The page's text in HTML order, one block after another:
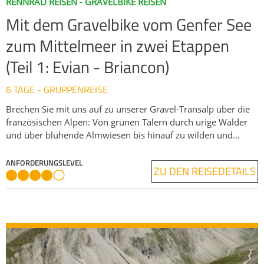
Mit dem Gravelbike vom Genfer See
zum Mittelmeer in zwei Etappen
(Teil 1: Evian - Briancon)
6 TAGE - GRUPPENREISE
Brechen Sie mit uns auf zu unserer Gravel-Transalp über die
französischen Alpen: Von grünen Tälern durch urige Wälder
und über blühende Almwiesen bis hinauf zu wilden und
Bergkulissen.
In diesem ersten Teil starten wir an den Ufern des Genfer Sees
Strecke erwartet uns eine Mischung aus wenig befahrenen
Tal- und Bergstraßen, Almwegen, alten Militärstraßen, und
hier und da auch mal einem gut rollenden Singletrail. Wir
ANFORDERUNGSLEVEL
ZU DEN REISEDETAILS